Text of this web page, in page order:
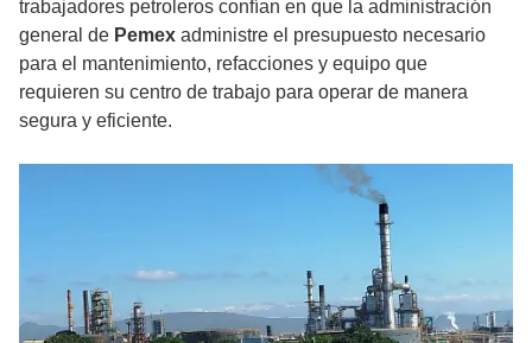
trabajadores petroleros confían en que la administración
general de Pemex administre el presupuesto necesario
para el mantenimiento, refacciones y equipo que
requieren su centro de trabajo para operar de manera
segura y eficiente.